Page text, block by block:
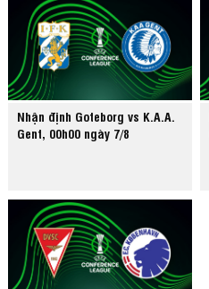
Nhận định Goteborg vs K.A.A.
Gent, 00h00 ngày 7/8